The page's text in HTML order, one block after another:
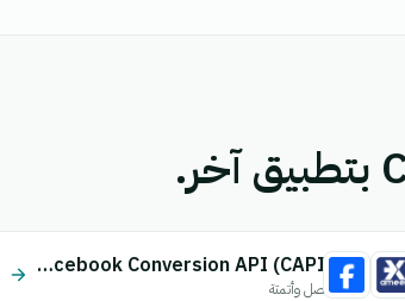
Ameex + Facebook Conversion API (CAPI)
اتصل وأتمتة